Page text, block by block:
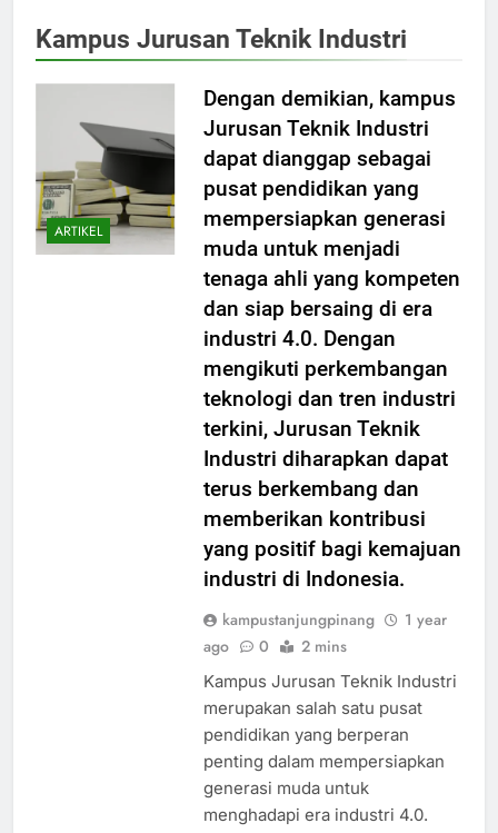
Kampus Jurusan Teknik Industri
ARTIKEL
Dengan demikian, kampus
Jurusan Teknik Industri
dapat dianggap sebagai
pusat pendidikan yang
mempersiapkan generasi
muda untuk menjadi
tenaga ahli yang kompeten
dan siap bersaing di era
industri 4.0. Dengan
mengikuti perkembangan
teknologi dan tren industri
terkini, Jurusan Teknik
Industri diharapkan dapat
terus berkembang dan
memberikan kontribusi
yang positif bagi kemajuan
industri di Indonesia.
kampustanjungpinang
1 year
ago
0 2 mins
Kampus Jurusan Teknik Industri
merupakan salah satu pusat
pendidikan yang berperan
penting dalam mempersiapkan
generasi muda untuk
menghadapi era industri 4.0.